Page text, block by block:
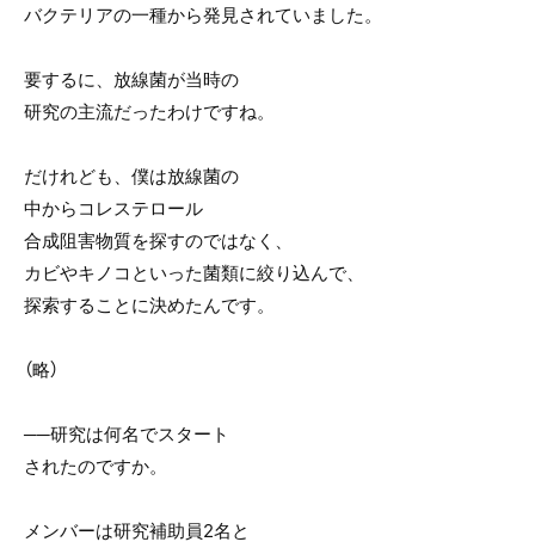
バクテリアの一種から発見されていました。
要するに、放線菌が当時の
研究の主流だったわけですね。
だけれども、僕は放線菌の
中からコレステロール
合成阻害物質を探すのではなく、
カビやキノコといった菌類に絞り込んで、
探索することに決めたんです。
（略）
──研究は何名でスタート
されたのですか。
メンバーは研究補助員2名と